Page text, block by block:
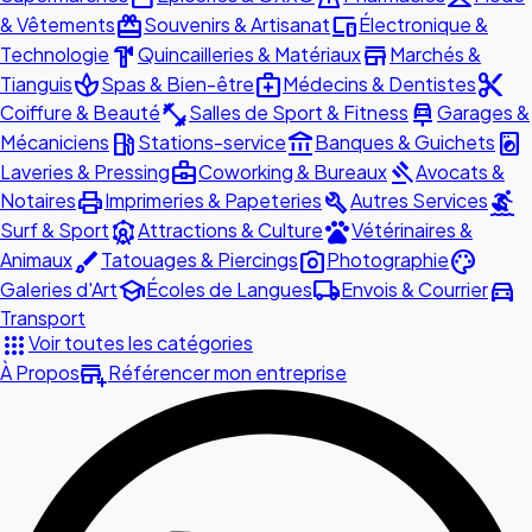
& VêtementsredeemSouvenirs & ArtisanatdevicesÉlectronique &
Technologie hardwareQuincailleries & MatériauxstoreMarchés &
TianguisspaSpas & Bien-êtremedical_servicesMédecins & Dentistescontent_cut
Coiffure & Beautéfitness_centerSalles de Sport & Fitness car_repairGarages &
Mécaniciens local_gas_stationStations-serviceaccount_balanceBanques & Guichets local_laundry_service
Laveries & Pressingbusiness_centerCoworking & BureauxgavelAvocats &
NotairesprintImprimeries & PapeteriesbuildAutres Servicessurfing
Surf & SportattractionsAttractions & CulturepetsVétérinaires &
AnimauxbrushTatouages & Piercingsphoto_cameraPhotographiepalette
Galeries d'ArtschoolÉcoles de Langueslocal_shippingEnvois & Courrierdirections_car
Transport
appsVoir toutes les catégories
À Proposadd_businessRéférencer mon entreprise